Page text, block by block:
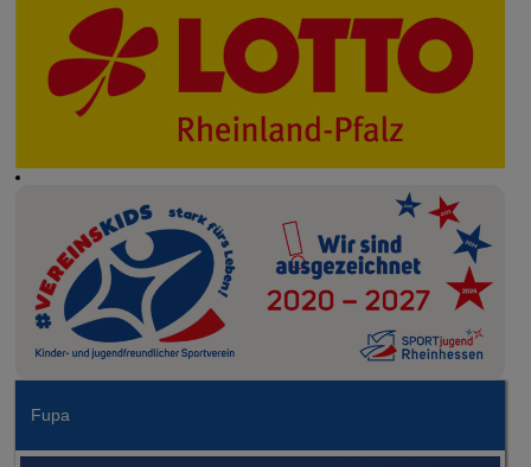
Fupa